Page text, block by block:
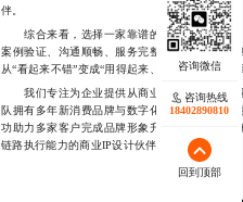
伴。
综合来看，选择一家靠谱的商业IP设计公司
案例验证、沟通顺畅、服务完整、价格合理的
从“看起来不错”变成“用得起来、传得出去、赚
我们专注为企业提供从商业IP概念孵化到视
队拥有多年新消费品牌与数字化营销实战经验
功助力多家客户完成品牌形象升级与用户增长
链路执行能力的商业IP设计伙伴，欢迎随时联系
咨询热线
18402890810
回到顶部